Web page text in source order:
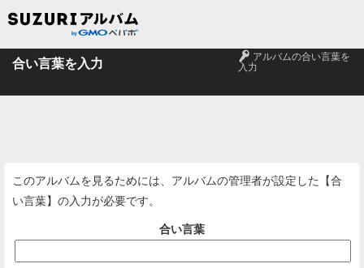
合い言葉を入力 🔑 アルバムの合い言葉を
入力
このアルバムを見るためには、アルバムの管理者が設定した【合
い言葉】の入力が必要です。
合い言葉